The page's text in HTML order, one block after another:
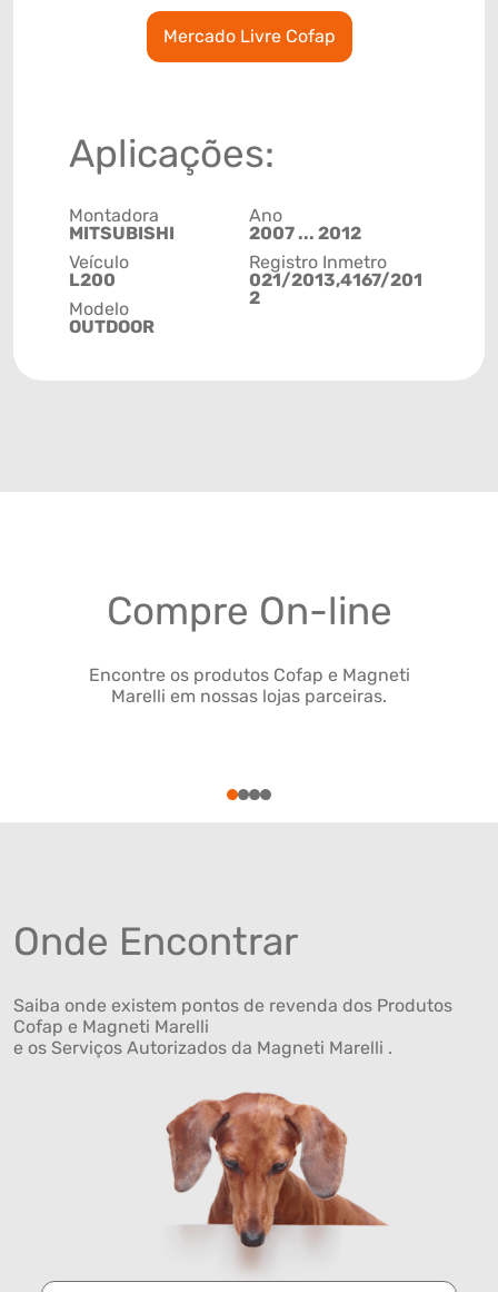
Mercado Livre Cofap
Aplicações:
Montadora
MITSUBISHI
Veículo
L200
Modelo
OUTDOOR
Ano
2007 ... 2012
Registro Inmetro
021/2013,4167/201
2
Compre On-line
Encontre os produtos Cofap e Magneti
Marelli em nossas lojas parceiras.
1234
Onde Encontrar
Saiba onde existem pontos de revenda dos Produtos
Cofap e Magneti Marelli
e os Serviços Autorizados da Magneti Marelli .